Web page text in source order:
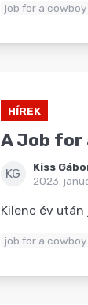
job for a cowboy
HÍREK
A Job for
KG
Kiss
2023.
Kilenc év
job for a cowboy